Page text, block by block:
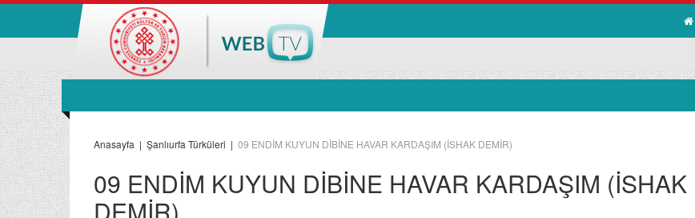
Anasayfa | Şanlıurfa Türküleri | 09 ENDİM KUYUN DİBİNE HAVAR KARDAŞIM (İSHAK DEMİR)
09 ENDİM KUYUN DİBİNE HAVAR KARDAŞIM (İSHAK